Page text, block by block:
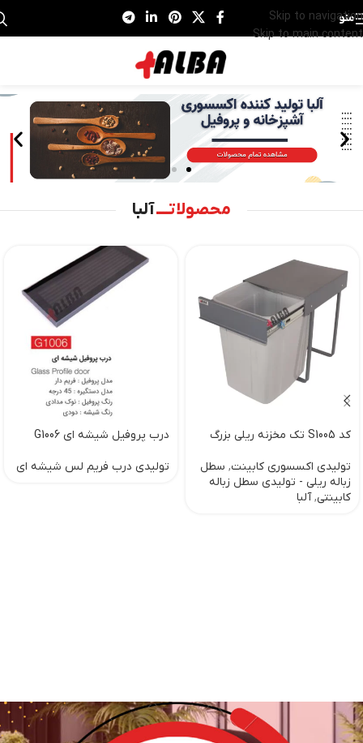
Skip to navigation
Skip to main content
منو
محصولاتــــآلبا
کد S1005 تک مخزنه ریلی بزرگ
تولیدی اکسسوری کابینت, سطل
زباله ریلی - تولیدی سطل زباله
کابینتی, آلبا
درب پروفیل شیشه ای G1006
تولیدی درب فریم لس شیشه ای